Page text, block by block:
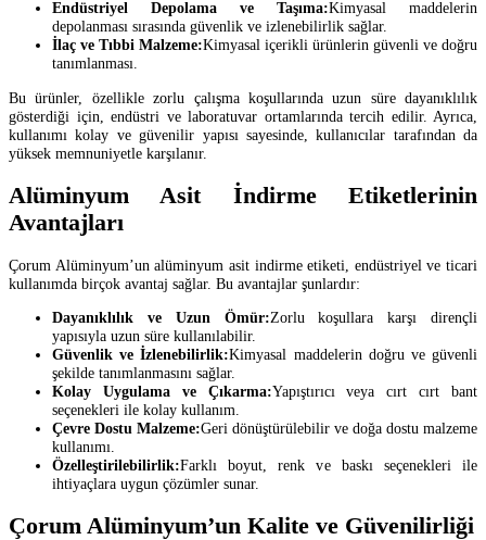
Endüstriyel Depolama ve Taşıma:Kimyasal maddelerin
depolanması sırasında güvenlik ve izlenebilirlik sağlar.
İlaç ve Tıbbi Malzeme:Kimyasal içerikli ürünlerin güvenli ve doğru
tanımlanması.
Bu ürünler, özellikle zorlu çalışma koşullarında uzun süre dayanıklılık
gösterdiği için, endüstri ve laboratuvar ortamlarında tercih edilir. Ayrıca,
kullanımı kolay ve güvenilir yapısı sayesinde, kullanıcılar tarafından da
yüksek memnuniyetle karşılanır.
Alüminyum Asit İndirme Etiketlerinin
Avantajları
Çorum Alüminyum’un alüminyum asit indirme etiketi, endüstriyel ve ticari
kullanımda birçok avantaj sağlar. Bu avantajlar şunlardır:
Dayanıklılık ve Uzun Ömür:Zorlu koşullara karşı dirençli
yapısıyla uzun süre kullanılabilir.
Güvenlik ve İzlenebilirlik:Kimyasal maddelerin doğru ve güvenli
şekilde tanımlanmasını sağlar.
Kolay Uygulama ve Çıkarma:Yapıştırıcı veya cırt cırt bant
seçenekleri ile kolay kullanım.
Çevre Dostu Malzeme:Geri dönüştürülebilir ve doğa dostu malzeme
kullanımı.
Özelleştirilebilirlik:Farklı boyut, renk ve baskı seçenekleri ile
ihtiyaçlara uygun çözümler sunar.
Çorum Alüminyum’un Kalite ve Güvenilirliği